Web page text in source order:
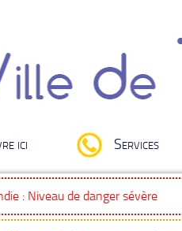
ici Services
: Niveau de danger sévère